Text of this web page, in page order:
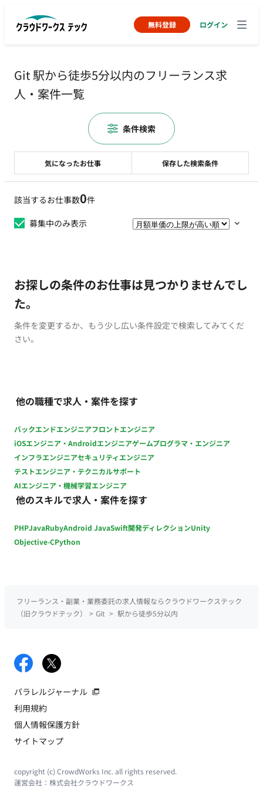
無料登録 ログイン
Git 駅から徒歩5分以内のフリーランス求
人・案件一覧
該当するお仕事数0件
募集中のみ表示
お探しの条件のお仕事は見つかりませんでし
た。
条件を変更するか、もう少し広い条件設定で検索してみてくだ
さい。
他の職種で求人・案件を探す
バックエンドエンジニアフロントエンジニア
iOSエンジニア・Androidエンジニアゲームプログラマ・エンジニア
インフラエンジニアセキュリティエンジニア
テストエンジニア・テクニカルサポート
AIエンジニア・機械学習エンジニア
他のスキルで求人・案件を探す
PHPJavaRubyAndroid JavaSwift開発ディレクションUnity
Objective-CPython
気になったお仕事 保存した検索条件
条件検索
フリーランス・副業・業務委託の求人情報ならクラウドワークステック
（旧クラウドテック）
> Git > 駅から徒歩5分以内
パラレルジャーナル
利用規約
個人情報保護方針
サイトマップ
copyright (c) CrowdWorks Inc. all rights reserved.
運営会社： 株式会社クラウドワークス